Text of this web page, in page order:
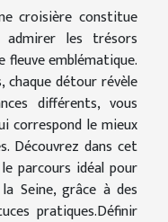
croisière constitue
admirer les trésors
fleuve emblématique.
chaque détour révèle
différents, vous
correspond le mieux
Découvrez dans cet
parcours idéal pour
Seine, grâce à des
pratiques.Définir